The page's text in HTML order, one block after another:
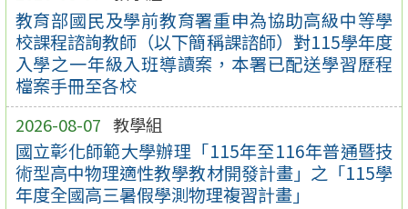
教育部國民及學前教育署重申為協助高級中等學
校課程諮詢教師（以下簡稱課諮師）對115學年度
入學之一年級入班導讀案，本署已配送學習歷程
檔案手冊至各校
2026-08-07 教學組
國立彰化師範大學辦理「115年至116年普通暨技
術型高中物理適性教學教材開發計畫」之「115學
年度全國高三暑假學測物理複習計畫」